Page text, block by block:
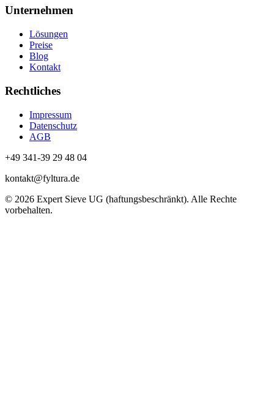
Unternehmen
Lösungen
Preise
Blog
Kontakt
Rechtliches
Impressum
Datenschutz
AGB
+49 341-39 29 48 04
kontakt@fyltura.de
© 2026 Expert Sieve UG (haftungsbeschränkt). Alle Rechte
vorbehalten.